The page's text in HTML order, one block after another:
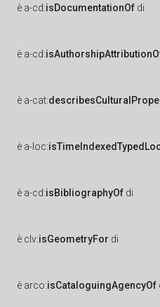
è a-cd:isDocumentationOf di
è a-cd:
è a-cat:
è a-loc:
è a-cd:isBibliographyOf di
è clv:isGeometryFor di
è arco:isCataloguingAgencyOf